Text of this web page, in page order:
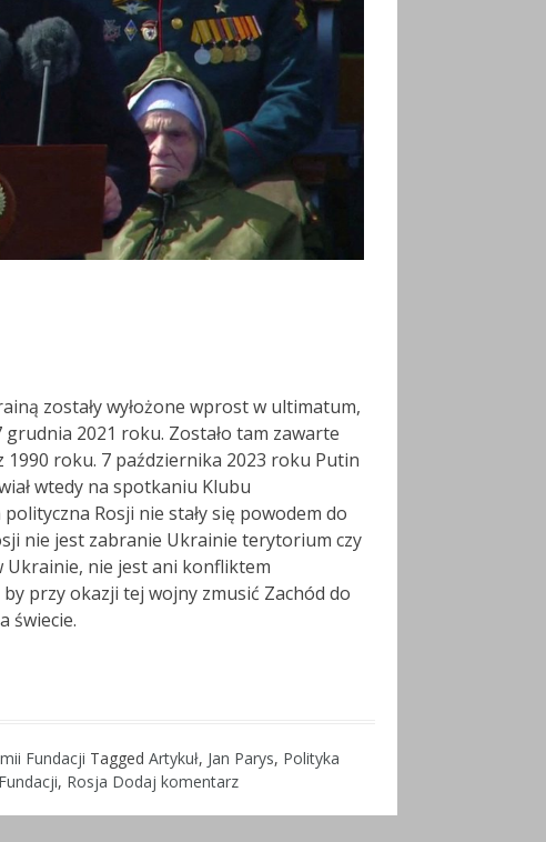
zostały wyłożone wprost w ultimatum,
grudnia 2021 roku. Zostało tam zawarte
1990 roku. 7 października 2023 roku Putin
wtedy na spotkaniu Klubu
Rosji nie stały się powodem do
nie jest zabranie Ukrainie terytorium czy
Ukrainie, nie jest ani konfliktem
przy okazji tej wojny zmusić Zachód do
świecie.
Fundacji Tagged Artykuł, Jan Parys, Polityka
, Rosja Dodaj komentarz